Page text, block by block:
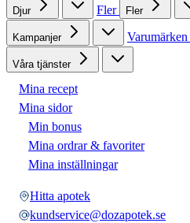
Djur Fler Fler
Kampanjer Varumärken
Våra tjänster
Mina recept
Mina sidor
Min bonus
Mina ordrar & favoriter
Mina inställningar
Hitta apotek
kundservice@dozapotek.se